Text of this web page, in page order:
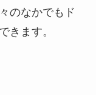
のなかでもド
きます。